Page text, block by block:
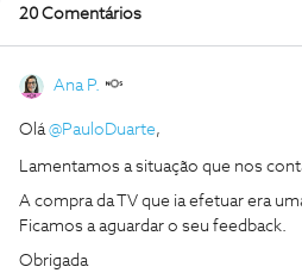
20 Comentários
Ana P.
Olá@PauloDuarte,
Lamentamos a situação que nos
A compra da TV que ia efetuar era
Ficamos a aguardar o seu feedback.
Obrigada